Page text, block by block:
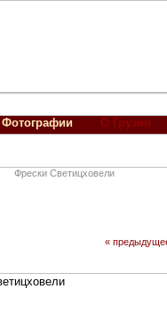
Фотографии О Грузии
Фрески Светицховели
«